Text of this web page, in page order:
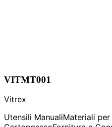
VITMT001
Vitrex
Utensili ManualiMateriali